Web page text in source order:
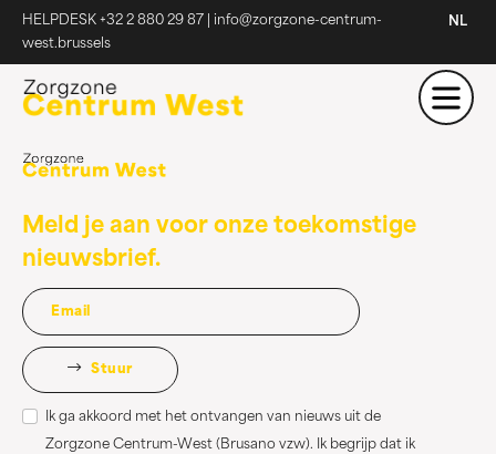
HELPDESK +32 2 880 29 87
info@zorgzone-centrum-
west.brussels
NL
Meld je aan voor onze toekomstige
nieuwsbrief.
Stuur
Ik ga akkoord met het ontvangen van nieuws uit de
Zorgzone Centrum-West (Brusano vzw). Ik begrijp dat ik